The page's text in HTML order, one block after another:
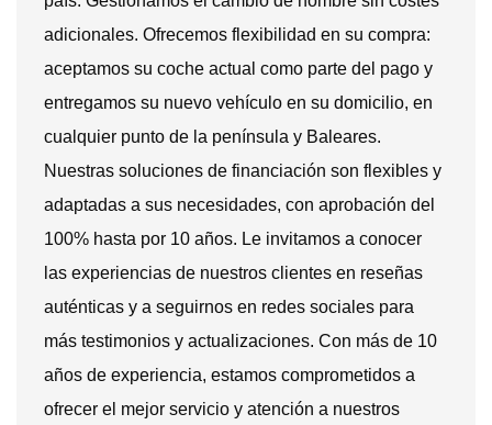
adicionales. Ofrecemos flexibilidad en su compra:
aceptamos su coche actual como parte del pago y
entregamos su nuevo vehículo en su domicilio, en
cualquier punto de la península y Baleares.
Nuestras soluciones de financiación son flexibles y
adaptadas a sus necesidades, con aprobación del
100% hasta por 10 años. Le invitamos a conocer
las experiencias de nuestros clientes en reseñas
auténticas y a seguirnos en redes sociales para
más testimonios y actualizaciones. Con más de 10
años de experiencia, estamos comprometidos a
ofrecer el mejor servicio y atención a nuestros